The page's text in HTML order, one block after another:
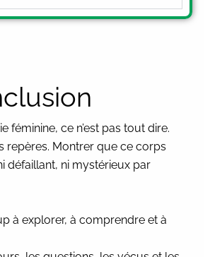
féminine, ce n’est pas tout dire.
repères. Montrer que ce corps
défaillant, ni mystérieux par
à explorer, à comprendre et à